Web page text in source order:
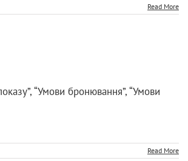
Read More
“Умови бронювання”, “Умови
Read More